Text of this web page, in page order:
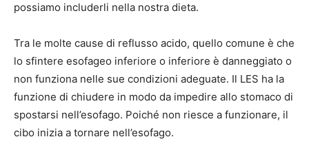
possiamo includerli nella nostra dieta.
Tra le molte cause di reflusso acido, quello comune è che
lo sfintere esofageo inferiore o inferiore è danneggiato o
non funziona nelle sue condizioni adeguate. Il LES ha la
funzione di chiudere in modo da impedire allo stomaco di
spostarsi nell’esofago. Poiché non riesce a funzionare, il
cibo inizia a tornare nell’esofago.